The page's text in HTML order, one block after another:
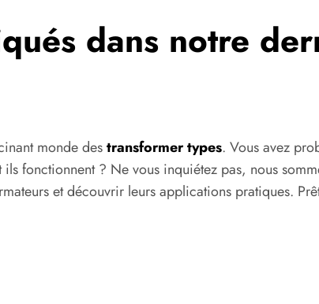
dans notre
monde destransformer types. Vous avez
fonctionnent ? Ne vous inquiétez pas, nous
et découvrir leurs applications pratiques.